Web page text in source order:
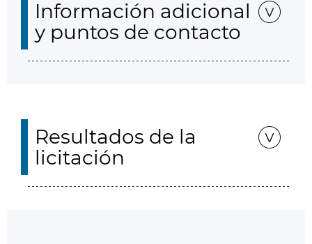
Información adicional
y puntos de contacto
Resultados de la
licitación